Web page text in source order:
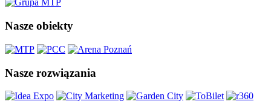
Nasze obiekty
Nasze rozwiązania